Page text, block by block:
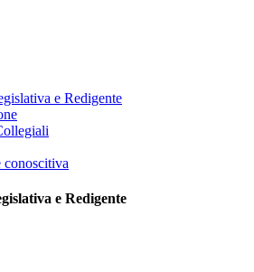
e Redigente
e Redigente